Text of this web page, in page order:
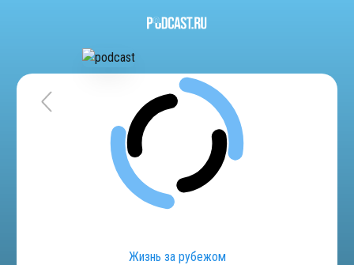
Жизнь за рубежом